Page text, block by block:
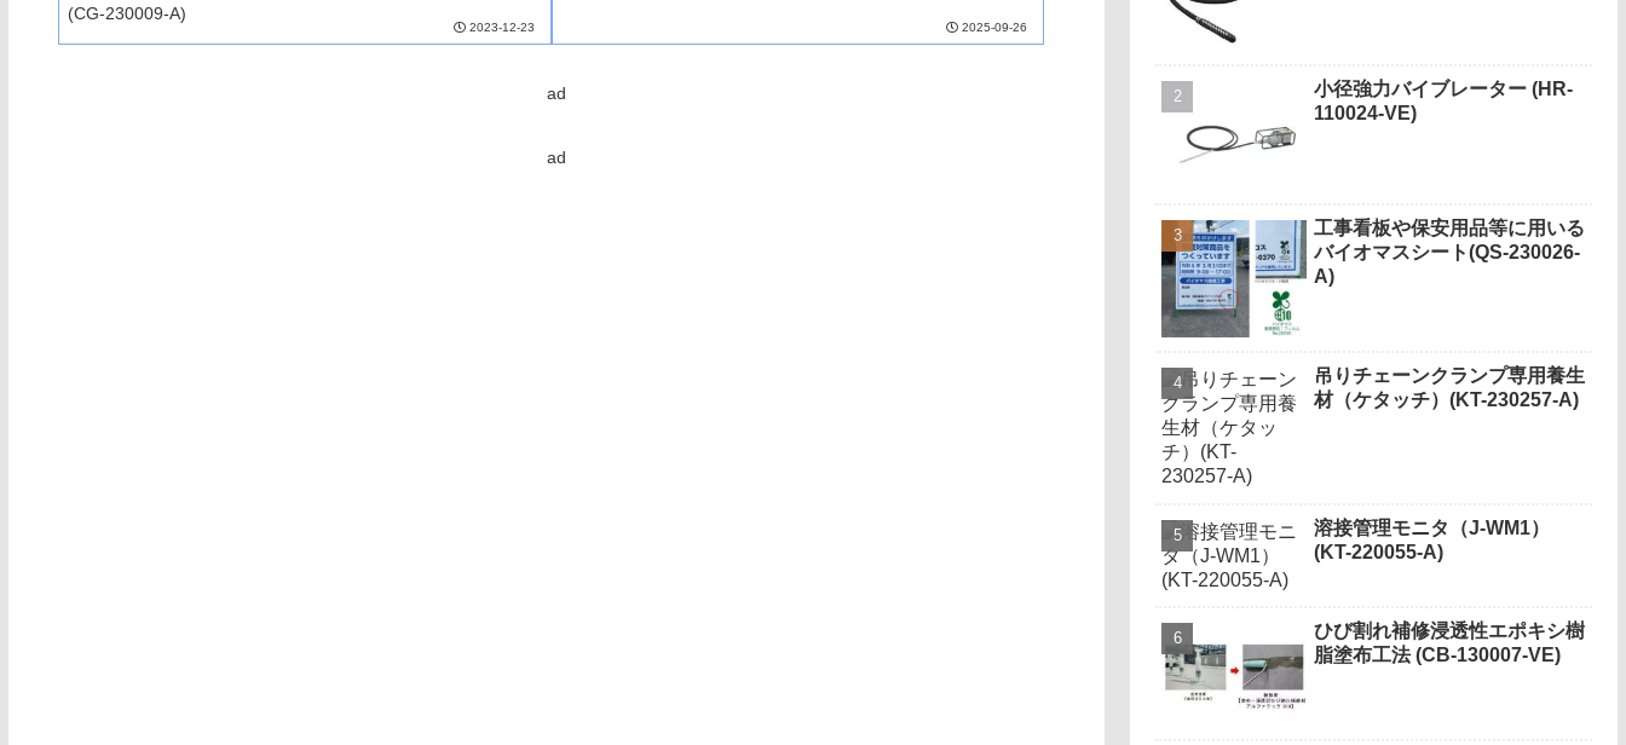
2023-12-23 2025-09-26
ad
ad
小径強力バイブレーター (HR-
110024-VE)
工事看板や保安用品等に用いる
バイオマスシート(QS-230026-
A)
吊りチェーンクランプ専用養生
材（ケタッチ）(KT-230257-A)
溶接管理モニタ（J-WM1）
(KT-220055-A)
ひび割れ補修浸透性エポキシ樹
脂塗布工法 (CB-130007-VE)